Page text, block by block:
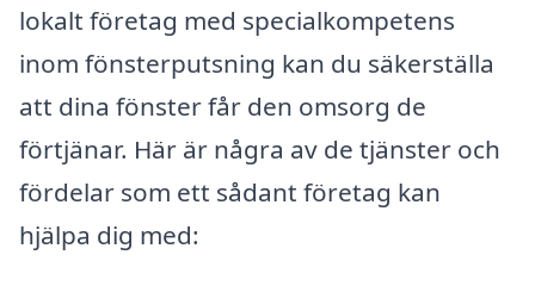
lokalt företag med specialkompetens
inom fönsterputsning kan du säkerställa
att dina fönster får den omsorg de
förtjänar. Här är några av de tjänster och
fördelar som ett sådant företag kan
hjälpa dig med: